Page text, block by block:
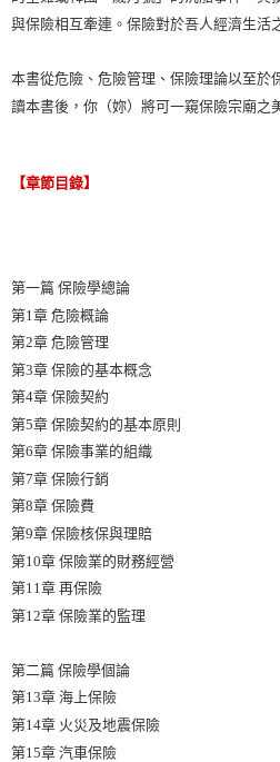
與保險相互牽連。保險對於吾人經濟生活
本書從危險、危險管理、保險理論以至於
讀本書後，你（妳）將可一窺保險宗廟之
【章節目錄】
第一篇 保險學總論
第1章 危險概論
第2章 危險管理
第3章 保險的基本概念
第4章 保險契約
第5章 保險契約的基本原則
第6章 保險事業的組織
第7章 保險行銷
第8章 保險費
第9章 保險核保與理賠
第10章 保險業的財務經營
第11章 再保險
第12章 保險業的監理
第二篇 保險學個論
第13章 海上保險
第14章 火災及地震保險
第15章 汽車保險